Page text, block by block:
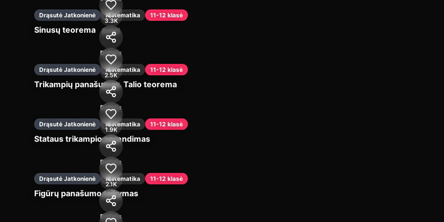
Įjungti
Drąsutė Jatkonienė Matematika 11-12 klasė
Sinusų teorema
3.3K
Dalintis
Įjungti
Drąsutė Jatkonienė Matematika 11-12 klasė
Trikampių panašumas. Talio teorema
2.5K
Dalintis
Įjungti
Drąsutė Jatkonienė Matematika 11-12 klasė
Stataus trikampio sprendimas
1.9K
Dalintis
Įjungti
Drąsutė Jatkonienė Matematika 11-12 klasė
Figūrų panašumo taikymas
2.1K
Dalintis